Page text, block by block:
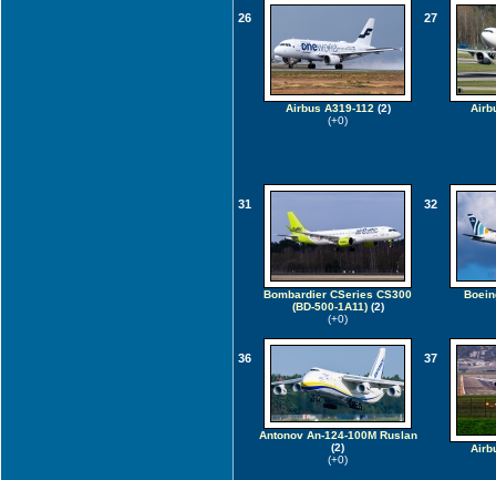
26
Airbus A319-112 (2)
(+0)
27
31
Bombardier CSeries CS300
(BD-500-1A11)(2)
(+0)
32
36
Antonov An-124-100M Ruslan
(2)
(+0)
37